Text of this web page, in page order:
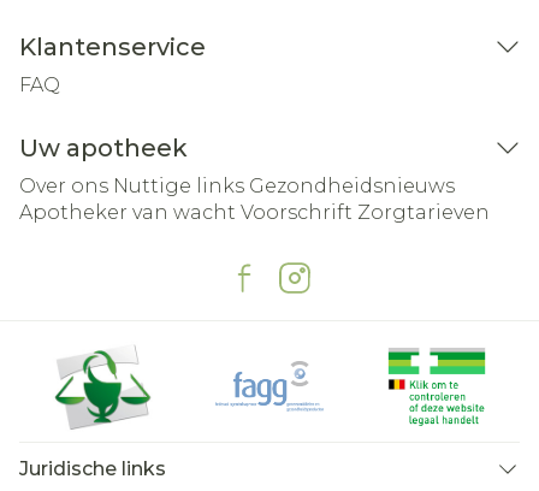
Klantenservice
FAQ
Uw apotheek
Over ons Nuttige links Gezondheidsnieuws
Apotheker van wacht Voorschrift Zorgtarieven
Juridische links